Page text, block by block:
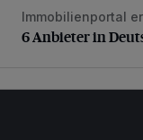
6 Anbieter in
Immobilienportal
6 Anbieter in